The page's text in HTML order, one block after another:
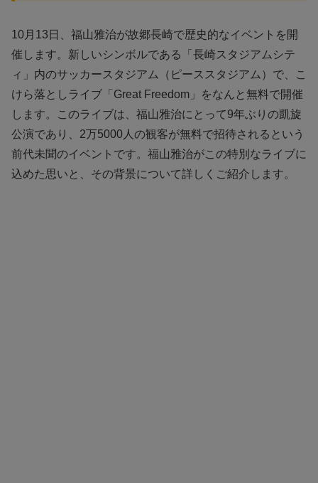
10月13日、福山雅治が故郷長崎で歴史的なイベントを開
催します。新しいシンボルである「長崎スタジアムシテ
ィ」内のサッカースタジアム（ピーススタジアム）で、こ
けら落としライブ「Great Freedom」をなんと無料で開催
します。このライブは、福山雅治にとって9年ぶりの凱旋
公演であり、2万5000人の観客が無料で招待されるという
前代未聞のイベントです。福山雅治がこの特別なライブに
込めた思いと、その背景について詳しくご紹介します。